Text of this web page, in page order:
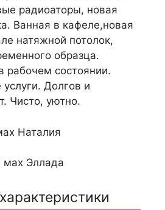
радиоаторы, новая
Ванная в кафеле,новая
натяжной потолок,
образца.
рабочем состоянии.
Долгов и
Чисто, уютно.
Наталия
мах Эллада